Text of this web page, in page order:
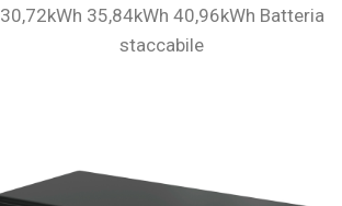
30,72kWh 35,84kWh 40,96kWh Batteria
staccabile